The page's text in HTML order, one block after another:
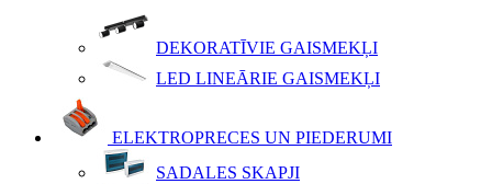
DEKORATĪVIE GAISMEKĻI
LED LINEĀRIE GAISMEKĻI
ELEKTROPRECES UN PIEDERUMI
SADALES SKAPJI